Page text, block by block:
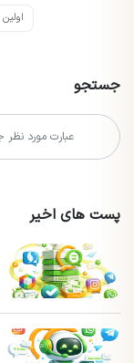
اولین
جستجو
پست های اخیر